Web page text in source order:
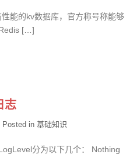
能的kv数据库，官方称号称能够
[…]
志
Posted in 基础知识
分为以下几个： Nothing